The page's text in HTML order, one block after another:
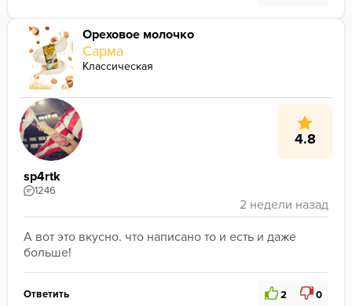
Ореховое молочко
Сарма
Классическая
4.8
sp4rtk
1246
А вот это вкусно. что написано то и есть и даже
больше!
Ответить 2 0